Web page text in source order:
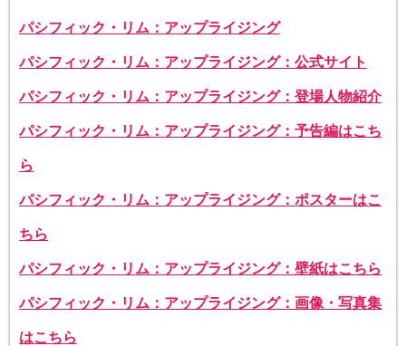
パシフィック・リム：アップライジング
パシフィック・リム：アップライジング：公式サイト
パシフィック・リム：アップライジング：登場人物紹介
パシフィック・リム：アップライジング：予告編はこち
ら
パシフィック・リム：アップライジング：ポスターはこ
ちら
パシフィック・リム：アップライジング：壁紙はこちら
パシフィック・リム：アップライジング：画像・写真集
はこちら